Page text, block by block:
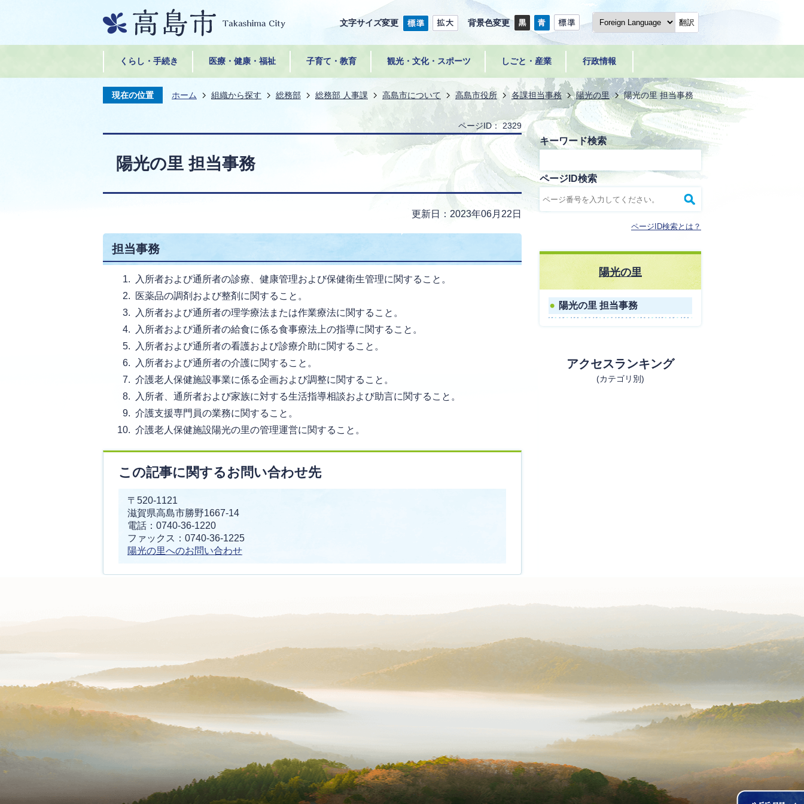
文字サイズ変更 背景色変更 翻訳
くらし・手続き 医療・健康・福祉 子育て・教育 観光・文化・スポーツ しごと・産業 行政情報
現在の位置 ホーム 組織から探す 総務部 総務部 人事課 高島市について 高島市役所 各課担当事務 陽光の里 陽光の里 担当事務
ページID： 2329
陽光の里 担当事務
更新日：2023年06月22日
担当事務
入所者および通所者の診療、健康管理および保健衛生管理に関すること。
医薬品の調剤および整剤に関すること。
入所者および通所者の理学療法または作業療法に関すること。
入所者および通所者の給食に係る食事療法上の指導に関すること。
入所者および通所者の看護および診療介助に関すること。
入所者および通所者の介護に関すること。
介護老人保健施設事業に係る企画および調整に関すること。
入所者、通所者および家族に対する生活指導相談および助言に関すること。
介護支援専門員の業務に関すること。
介護老人保健施設陽光の里の管理運営に関すること。
この記事に関するお問い合わせ先
〒520-1121
滋賀県高島市勝野1667-14
電話：0740-36-1220
ファックス：0740-36-1225
陽光の里へのお問い合わせ
キーワード検索
ページID検索
ページID検索とは？
陽光の里
陽光の里 担当事務
アクセスランキング
(カテゴリ別)